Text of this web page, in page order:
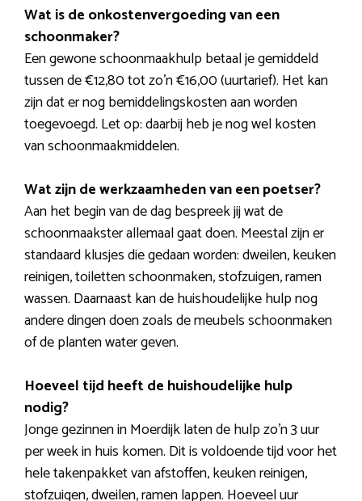
Wat is de onkostenvergoeding van een
schoonmaker?
Een gewone schoonmaakhulp betaal je gemiddeld
tussen de €12,80 tot zo’n €16,00 (uurtarief). Het kan
zijn dat er nog bemiddelingskosten aan worden
toegevoegd. Let op: daarbij heb je nog wel kosten
van schoonmaakmiddelen.
Wat zijn de werkzaamheden van een poetser?
Aan het begin van de dag bespreek jij wat de
schoonmaakster allemaal gaat doen. Meestal zijn er
standaard klusjes die gedaan worden: dweilen, keuken
reinigen, toiletten schoonmaken, stofzuigen, ramen
wassen. Daarnaast kan de huishoudelijke hulp nog
andere dingen doen zoals de meubels schoonmaken
of de planten water geven.
Hoeveel tijd heeft de huishoudelijke hulp
nodig?
Jonge gezinnen in Moerdijk laten de hulp zo’n 3 uur
per week in huis komen. Dit is voldoende tijd voor het
hele takenpakket van afstoffen, keuken reinigen,
stofzuigen, dweilen, ramen lappen. Hoeveel uur